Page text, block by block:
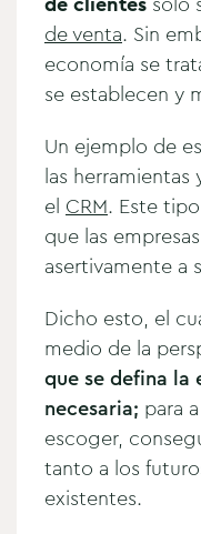
de venta. Sin
economía se
se establecen y
Un ejemplo de
las
el CRM. Este
que las
asertivamente a
Dicho esto, el
medio de la
que se defina
necesaria; para
escoger,
tanto a los
existentes.